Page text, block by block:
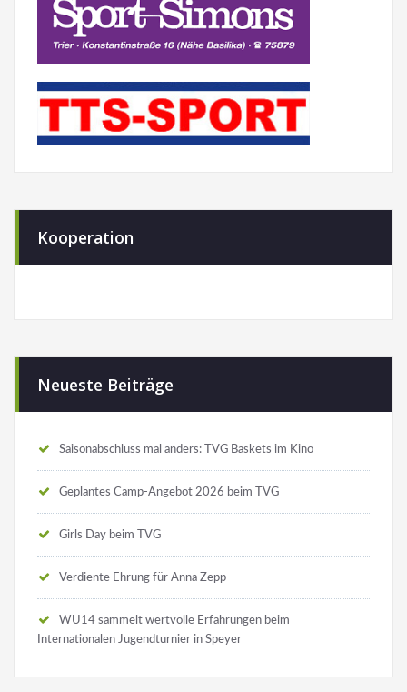
Kooperation
Neueste Beiträge
Saisonabschluss mal anders: TVG Baskets im Kino
Geplantes Camp-Angebot 2026 beim TVG
Girls Day beim TVG
Verdiente Ehrung für Anna Zepp
WU14 sammelt wertvolle Erfahrungen beim
Internationalen Jugendturnier in Speyer